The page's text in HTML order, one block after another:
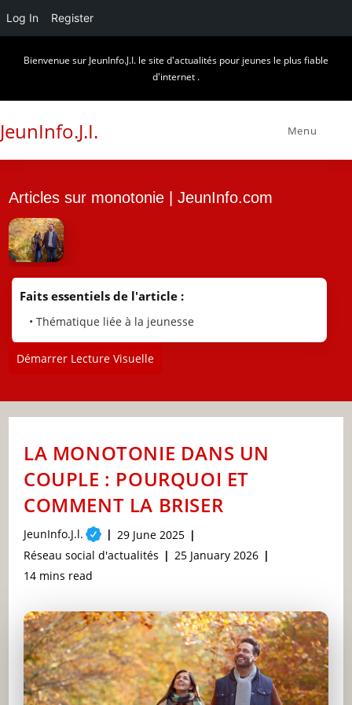
Log In Register
Bienvenue sur JeunInfo.J.I. le site d'actualités pour jeunes le plus fiable
d'internet .
JeunInfo.J.I. Menu
Articles sur monotonie | JeunInfo.com
Faits essentiels de l'article :
• Thématique liée à la jeunesse
Démarrer Lecture Visuelle
LA MONOTONIE DANS UN
COUPLE : POURQUOI ET
COMMENT LA BRISER
Post
author:
JeunInfo.J.l.
Post
published:
29 June 2025
Post
category:
Réseau social d'actualités
Post
25 January 2026
Reading
14 mins read